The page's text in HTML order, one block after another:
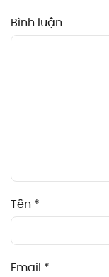
Bình luận
Tên *
Email *